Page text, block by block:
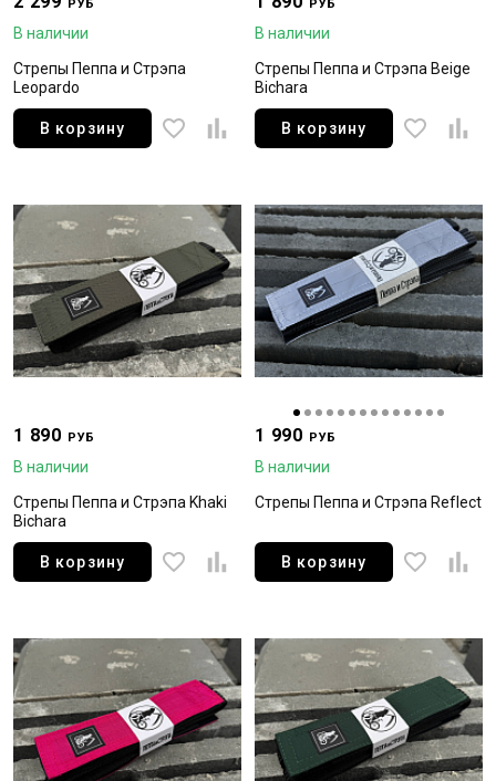
РУБ
В наличии
Стрепы Пеппа и Стрэпа
Leopardo
В корзину
РУБ
В наличии
Стрепы Пеппа и Стрэпа Beige
Bichara
В корзину
1 890 РУБ
В наличии
Стрепы Пеппа и Стрэпа Khaki
Bichara
В корзину
1 990 РУБ
В наличии
Стрепы Пеппа и Стрэпа Reflect
В корзину